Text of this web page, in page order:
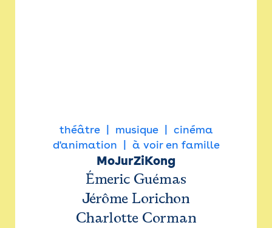
théâtre musique
cinéma
d'animation
à voir en famille
MoJurZiKong
Émeric Guémas
Jérôme Lorichon
Charlotte Corman